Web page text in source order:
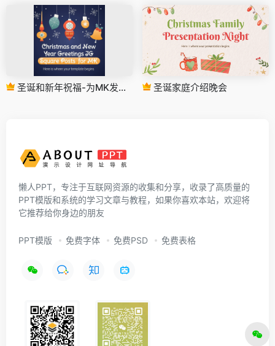
圣诞和新年祝福-为MK发行的IG广场帖子 圣诞家庭介绍晚会
懒人PPT，专注于互联网资源的收集和分享，收录了高质量的
PPT模版和系统的学习文章与教程，如果你喜欢本站，欢迎将
它推荐给你身边的朋友
PPT模版 免费字体 免费PSD 免费表格